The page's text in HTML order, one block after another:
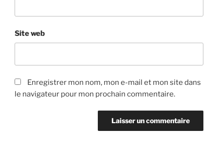
Site web
Enregistrer mon nom, mon e-mail et mon site dans
le navigateur pour mon prochain commentaire.